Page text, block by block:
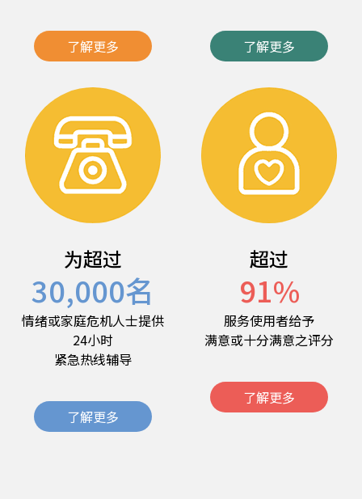
了解更多 了解更多
为超过
30,000名
情绪或家庭危机人士提供
24小时
紧急热线辅导
了解更多
超过
91%
服务使用者给予
满意或十分满意之评分
了解更多